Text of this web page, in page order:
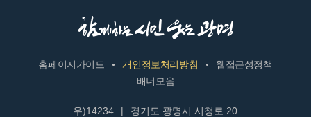
홈페이지가이드 개인정보처리방침
웹접근성정책
배너모음
우)14234 |
경기도 광명시 시청로 20